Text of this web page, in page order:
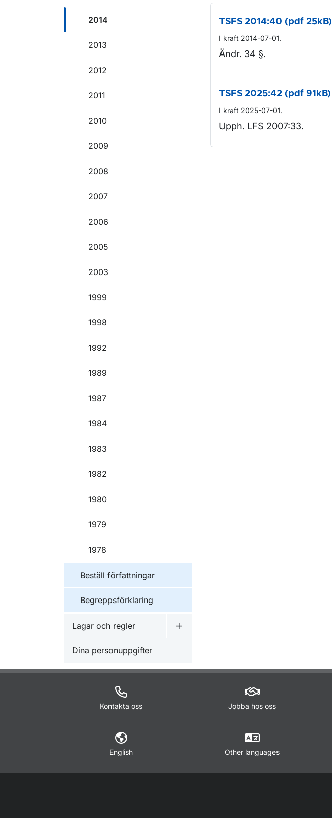
2014
2013
2012
2011
2010
2009
2008
2007
2006
2005
2003
1999
1998
1992
1989
1987
1984
1983
1982
1980
1979
1978
Beställ författningar
Begreppsförklaring
Lagar och regler
Undermeny för Lagar och regler
Dina personuppgifter
TSFS 2014:40 (pdf 25kB)
I kraft 2014-07-01.
Ändr. 34 §.
TSFS 2025:42 (pdf 91kB)
I kraft 2025-07-01.
Upph. LFS 2007:33.
Kontakta oss Jobba hos oss
English Other languages